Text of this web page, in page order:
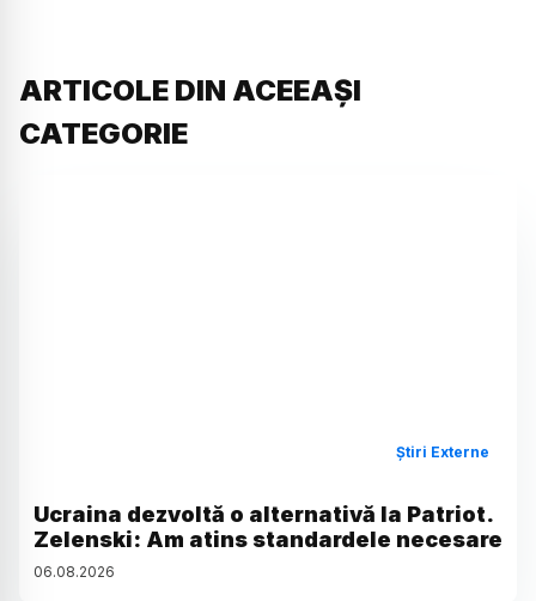
ARTICOLE DIN ACEEAȘI
CATEGORIE
Știri Externe
Ucraina dezvoltă o alternativă la Patriot.
Zelenski: Am atins standardele necesare
06.08.2026